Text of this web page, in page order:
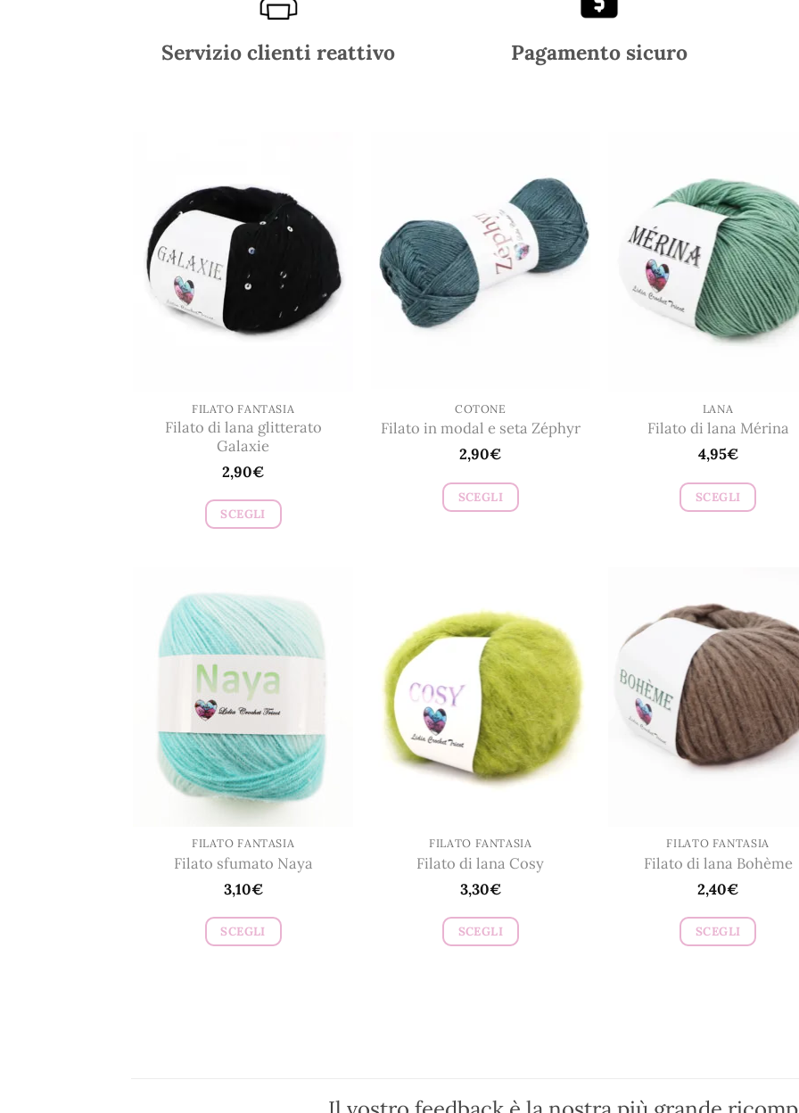
Servizio clienti reattivo Pagamento sicuro
FILATO FANTASIA
Filato di lana glitterato
Galaxie
2,90€
SCEGLI
più
varianti.
Le
opzioni
possono
scelte
nella
pagina
del
prodotto
COTONE
Filato in modal e seta Zéphyr
2,90€
SCEGLI
varianti.
Le
opzioni
possono
essere
scelte
nella
pagina
LANA
Filato di lana Mérina
4,95€
SCEGLI
varianti.
Le
opzioni
possono
essere
scelte
nella
pagina
FILATO FANTASIA
Filato sfumato Naya
3,10€
SCEGLI
FILATO FANTASIA
Filato di lana Cosy
3,30€
SCEGLI
opzioni
FILATO FANTASIA
Filato di lana Bohème
2,40€
SCEGLI
opzioni